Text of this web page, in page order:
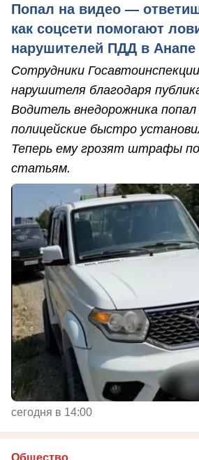
Попал на видео —
как соцсети помогают
нарушителей ПДД в Анапе
Сотрудники
нарушителя благодаря
Водитель внедорожника попал
полицейские быстро
Теперь ему грозят штрафы по
статьям.
сегодня в 14:00
Общество